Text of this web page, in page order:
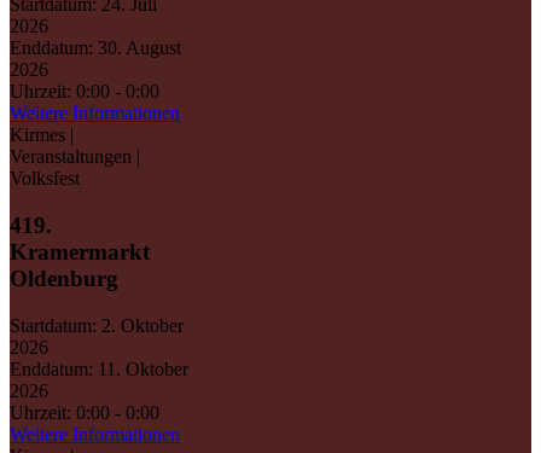
Startdatum: 24. Juli
2026
Enddatum: 30. August
2026
Uhrzeit: 0:00 - 0:00
Weitere Informationen
Kirmes |
Veranstaltungen |
Volksfest
419.
Kramermarkt
Oldenburg
Startdatum: 2. Oktober
2026
Enddatum: 11. Oktober
2026
Uhrzeit: 0:00 - 0:00
Weitere Informationen